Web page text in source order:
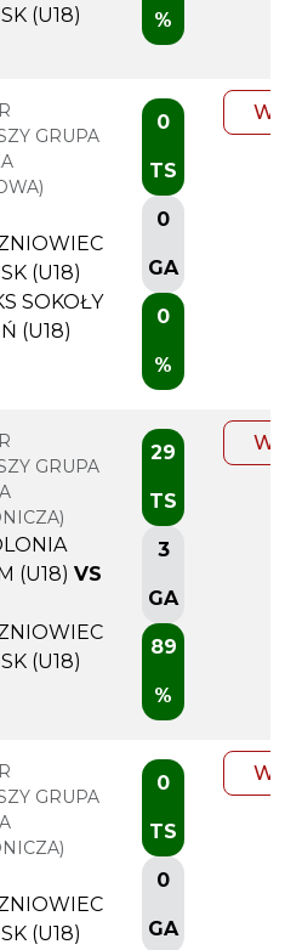
(U18)
%
GRUPA
(U18)
SOKOŁY
(U18)
0
TS
0
GA
0
%
GRUPA
(U18) VS
(U18)
29
TS
3
GA
89
%
GRUPA
(U18)
0
TS
0
GA